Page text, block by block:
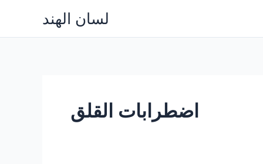
content
لسان الهند
اضطرابات القلق